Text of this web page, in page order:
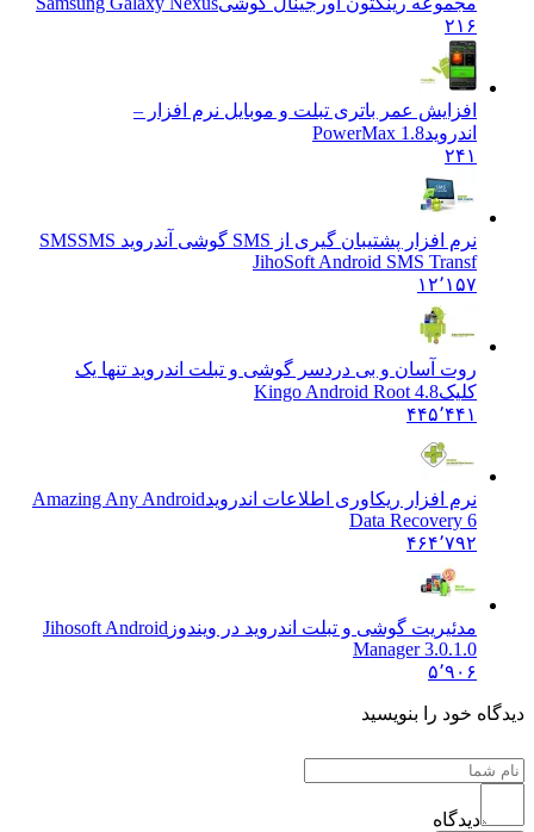
افزایش عمر باتری تبلت و موبایل نرم افزار –
اندرویدPowerMax 1.8
نرم افزار پشتیبان گیری از SMS گوشی آندروید SMS
SMS
JihoSoft Android SMS Transf
۱۲٬۱۵۷
روت آسان و بی دردسر گوشی و تبلت اندروید تنها یک
Kingo Android Root 4.8
۴۴۵٬۴۴۱
نرم افزار ریکاوری اطلاعات اندرویدAmazing Any Android
Data Recovery 6
۴۶۴٬۷۹۲
مدئیریت گوشی و تبلت اندروید در ویندوزJihosoft Android
Manager 3.0.1.0
۵٬۹۰۶
خود را بنویسید
دیدگاه